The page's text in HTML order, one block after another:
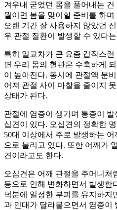
겨우내 굳었던 몸을 풀어내는
월이면 봄을 맞이할 준비를 하
오랜 기간 잘 사용하지 않았던
우 관절 질환이 발생할 수 있다
특히 일교차가 큰 요즘 갑작스
면 우리 몸의 혈관은 수축하게
이 높아진다. 동시에 관절액 분
어져 관절 사이 마찰을 줄이지
상태가 된다.
관절에 염증이 생기며 통증이
십견이 있다. 오십견의 정확한
50대 이상에서 주로 발생하는
으로 불리고 있다. 또한 어깨가
견이라고도 한다.
오십견은 어깨 관절을 주머니처
등으로 인해 변화하면서 발생한
덕분에 일정한 부피를 유지하지
과 인대가 달라붙으면서 염증이